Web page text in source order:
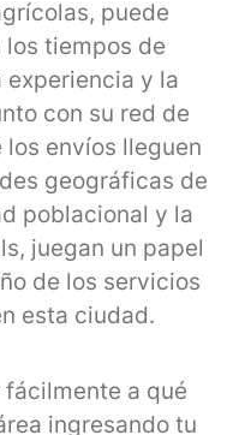
puede
los tiempos de
experiencia y la
con su red de
envíos lleguen
geográficas de
poblacional y la
juegan un papel
de los servicios
esta ciudad.
fácilmente a qué
ingresando tu